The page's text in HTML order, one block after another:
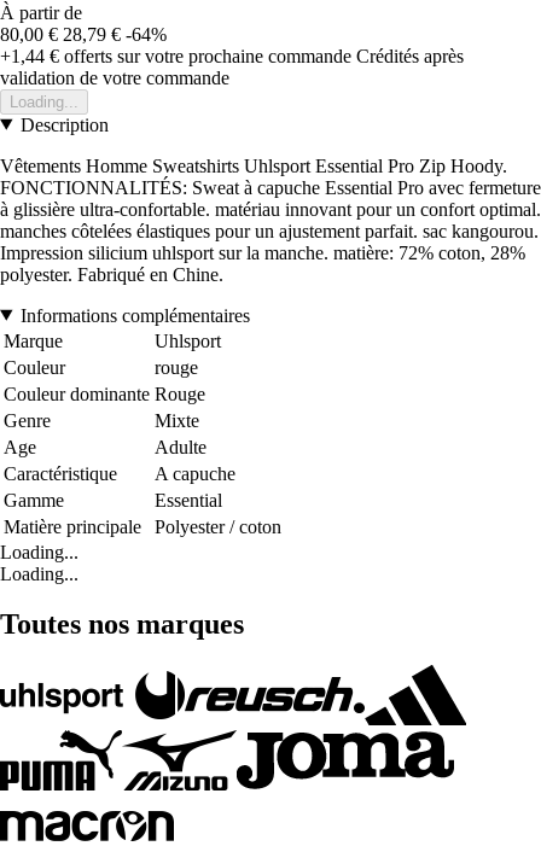
À partir de
80,00 € 28,79 € -64%
+1,44 € offerts sur votre prochaine commande Crédités après
validation de votre commande
Loading...
Description
Vêtements Homme Sweatshirts Uhlsport Essential Pro Zip Hoody.
FONCTIONNALITÉS: Sweat à capuche Essential Pro avec fermeture
à glissière ultra-confortable. matériau innovant pour un confort optimal.
manches côtelées élastiques pour un ajustement parfait. sac kangourou.
Impression silicium uhlsport sur la manche. matière: 72% coton, 28%
polyester. Fabriqué en Chine.
Informations complémentaires
Marque
Uhlsport
Couleur
rouge
Couleur dominante Rouge
Genre
Mixte
Age
Adulte
Caractéristique
A capuche
Gamme
Essential
Matière principale
Polyester / coton
Loading...
Loading...
Toutes nos marques